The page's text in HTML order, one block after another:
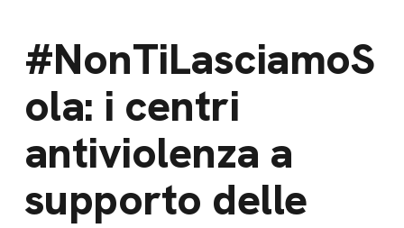
#NonTiLasciamoS
ola: i centri
antiviolenza a
supporto delle
Bilancio di
missione
News e
appuntamenti
News
Campagne
Docufilm
Videomagazine